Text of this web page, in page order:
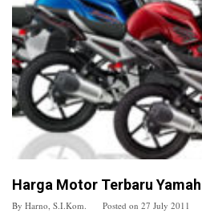
Harga Motor Terbaru
By Harno, S.I.Kom. Posted on 27 July 2011